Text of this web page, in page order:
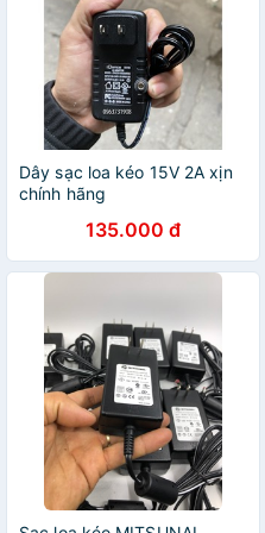
Dây sạc loa kéo 15V 2A xịn
chính hãng
135.000 đ